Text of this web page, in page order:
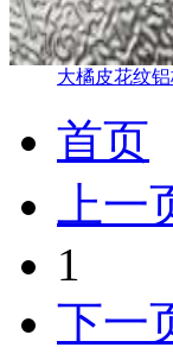
大橘皮花纹铝
首页
上一
1
下一